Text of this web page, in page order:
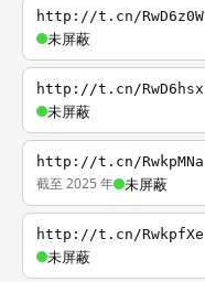
http://t.cn/RwD6z0W
未屏蔽
http://t.cn/RwD6hsx
未屏蔽
http://t.cn/RwkpMNa
截至 2025 年 未屏蔽
http://t.cn/RwkpfXe
未屏蔽